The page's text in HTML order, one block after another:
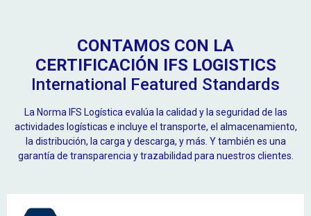
CONTAMOS CON LA
CERTIFICACIÓN IFS LOGISTICS
International Featured Standards
La Norma IFS Logística evalúa la calidad y la seguridad de las
actividades logísticas e incluye el transporte, el almacenamiento,
la distribución, la carga y descarga, y más. Y también es una
garantía de transparencia y trazabilidad para nuestros clientes.